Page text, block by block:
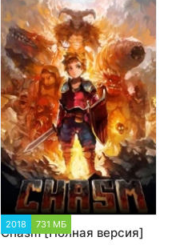
2018 731 МБ
Chasm [Полная версия]